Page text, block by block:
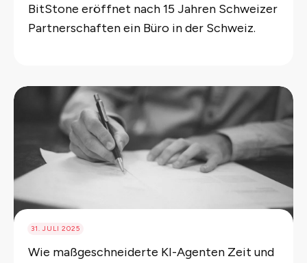
BitStone eröffnet nach 15 Jahren Schweizer
Partnerschaften ein Büro in der Schweiz.
31. JULI 2025
Wie maßgeschneiderte KI-Agenten Zeit und